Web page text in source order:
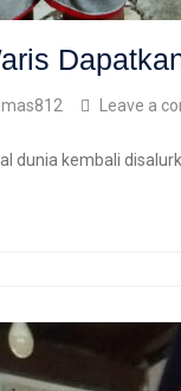
Leave a
dunia kembali